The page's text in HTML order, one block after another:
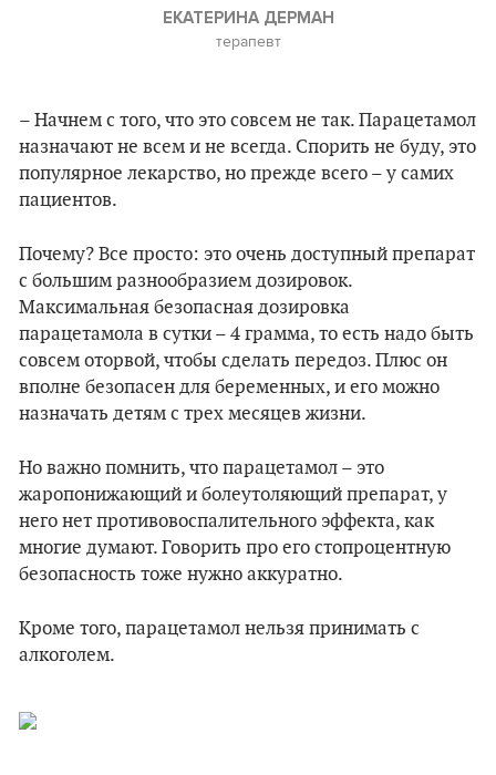
ЕКАТЕРИНА ДЕРМАН
терапевт
– Начнем с того, что это совсем не так. Парацетамол
назначают не всем и не всегда. Спорить не буду, это
популярное лекарство, но прежде всего – у самих
пациентов.
Почему? Все просто: это очень доступный препарат
с большим разнообразием дозировок.
Максимальная безопасная дозировка
парацетамола в сутки – 4 грамма, то есть надо быть
совсем оторвой, чтобы сделать передоз. Плюс он
вполне безопасен для беременных, и его можно
назначать детям с трех месяцев жизни.
Но важно помнить, что парацетамол – это
жаропонижающий и болеутоляющий препарат, у
него нет противовоспалительного эффекта, как
многие думают. Говорить про его стопроцентную
безопасность тоже нужно аккуратно.
Кроме того, парацетамол нельзя принимать с
алкоголем.